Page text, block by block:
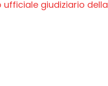
giudiziario della